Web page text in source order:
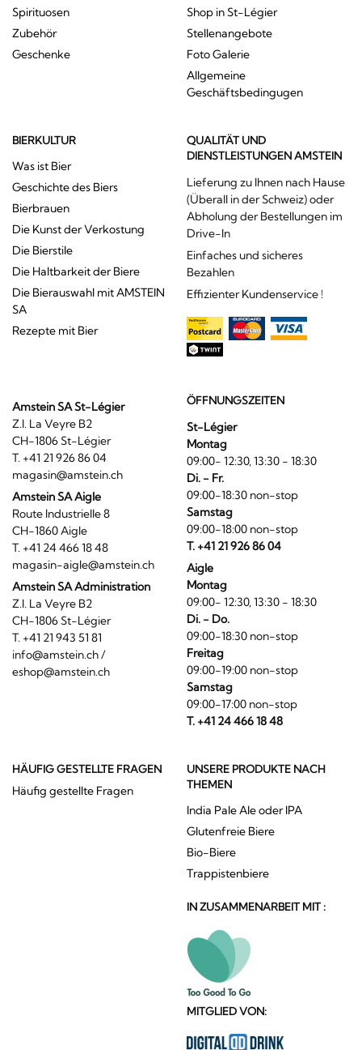
Spirituosen
Zubehör
Geschenke
Shop in St-Légier
Stellenangebote
Foto Galerie
Allgemeine
Geschäftsbedingugen
BIERKULTUR
Was ist Bier
Geschichte des Biers
Bierbrauen
Die Kunst der Verkostung
Die Bierstile
Die Haltbarkeit der Biere
Die Bierauswahl mit AMSTEIN
SA
Rezepte mit Bier
QUALITÄT UND
DIENSTLEISTUNGEN AMSTEIN
Lieferung zu Ihnen nach Hause
(Überall in der Schweiz) oder
Abholung der Bestellungen im
Drive-In
Einfaches und sicheres
Bezahlen
Effizienter Kundenservice !
Amstein SA St-Légier
Z.I. La Veyre B2
CH-1806 St-Légier
T. +41 21 926 86 04
magasin@amstein.ch
Amstein SA Aigle
Route Industrielle 8
CH-1860 Aigle
T. +41 24 466 18 48
magasin-aigle@amstein.ch
Amstein SA Administration
Z.I. La Veyre B2
CH-1806 St-Légier
T. +41 21 943 51 81
info@amstein.ch/
eshop@amstein.ch
ÖFFNUNGSZEITEN
St-Légier
Montag
09:00- 12:30, 13:30 - 18:30
Di. - Fr.
09:00-18:30 non-stop
Samstag
09:00-18:00 non-stop
T. +41 21 926 86 04
Aigle
Montag
09:00- 12:30, 13:30 - 18:30
Di. - Do.
09:00-18:30 non-stop
Freitag
09:00-19:00 non-stop
Samstag
09:00-17:00 non-stop
T. +41 24 466 18 48
HÄUFIG GESTELLTE FRAGEN
Häufig gestellte Fragen
UNSERE PRODUKTE NACH
THEMEN
India Pale Ale oder IPA
Glutenfreie Biere
Bio-Biere
Trappistenbiere
IN ZUSAMMENARBEIT MIT :
MITGLIED VON: